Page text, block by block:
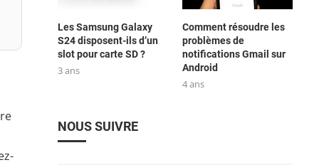
Les Samsung Galaxy
S24 disposent-ils d’un
slot pour carte SD ?
3 ans
Comment résoudre les
problèmes de
notifications Gmail sur
Android
4 ans
NOUS SUIVRE